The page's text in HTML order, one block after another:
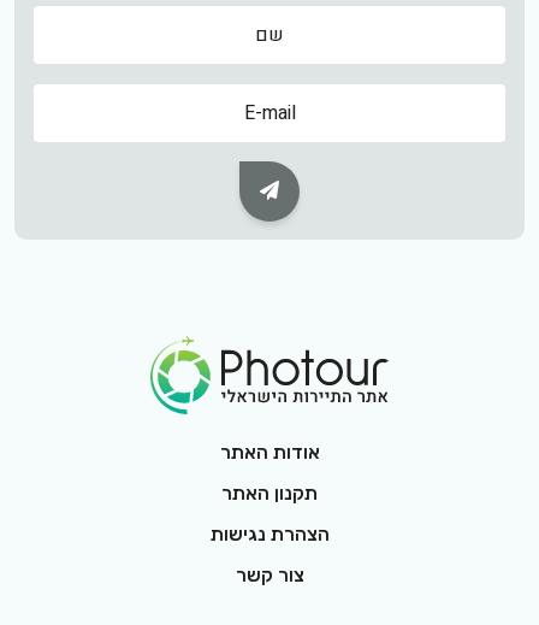
שם
שם
Subscribe Button
אודות האתר
תקנון האתר
הצהרת נגישות
צור קשר